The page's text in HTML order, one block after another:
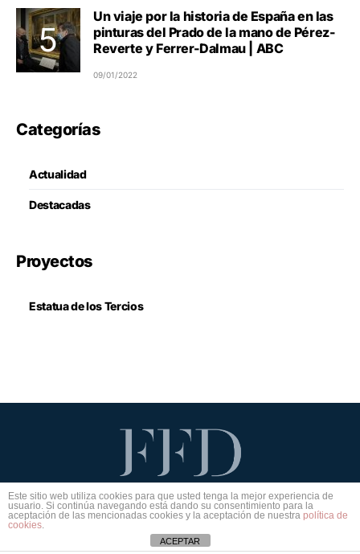
Un viaje por la historia de España en las
pinturas del Prado de la mano de Pérez-
Reverte y Ferrer-Dalmau | ABC
09/01/2022
Categorías
Actualidad
Destacadas
Proyectos
Estatua de los Tercios
Aviso legal Política de privacidad Política de cookies
Este sitio web utiliza cookies para que usted tenga la mejor experiencia de
usuario. Si continúa navegando está dando su consentimiento para la
aceptación de las mencionadas cookies y la aceptación de nuestra política de
cookies.
ACEPTAR